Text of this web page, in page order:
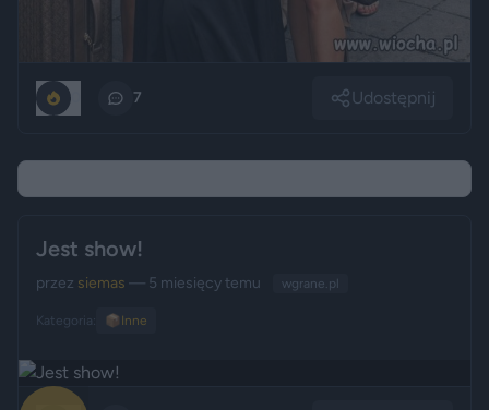
7 Udostępnij
Jest show!
przez siemas — 5 miesięcy temu wgrane.pl
Kategoria: 📦 Inne